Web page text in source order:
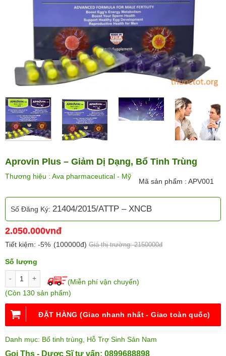
Aprovin Plus – Giảm Dị Dạng, Bổ Tinh Trùng
Thương hiệu : Ava pharmaceutical - Mỹ
Mã sản phẩm : APV001
Số Đăng Ký: 21404/2015/ATTP – XNCB
2.050.000vnđ
Tiết kiệm: -5% (100000đ) Giá thị trường: 2150000đ
Số lượng
(Miễn phí vận chuyển)
(Còn 130 sản phẩm)
ĐẶT HÀNG (Giao nhanh nhất - Giao toàn quốc)
Danh mục: Bổ tinh trùng, Hỗ Trợ Sinh Sản Nam
Gọi Ths - Dược Sĩ tư vấn: 0899688898